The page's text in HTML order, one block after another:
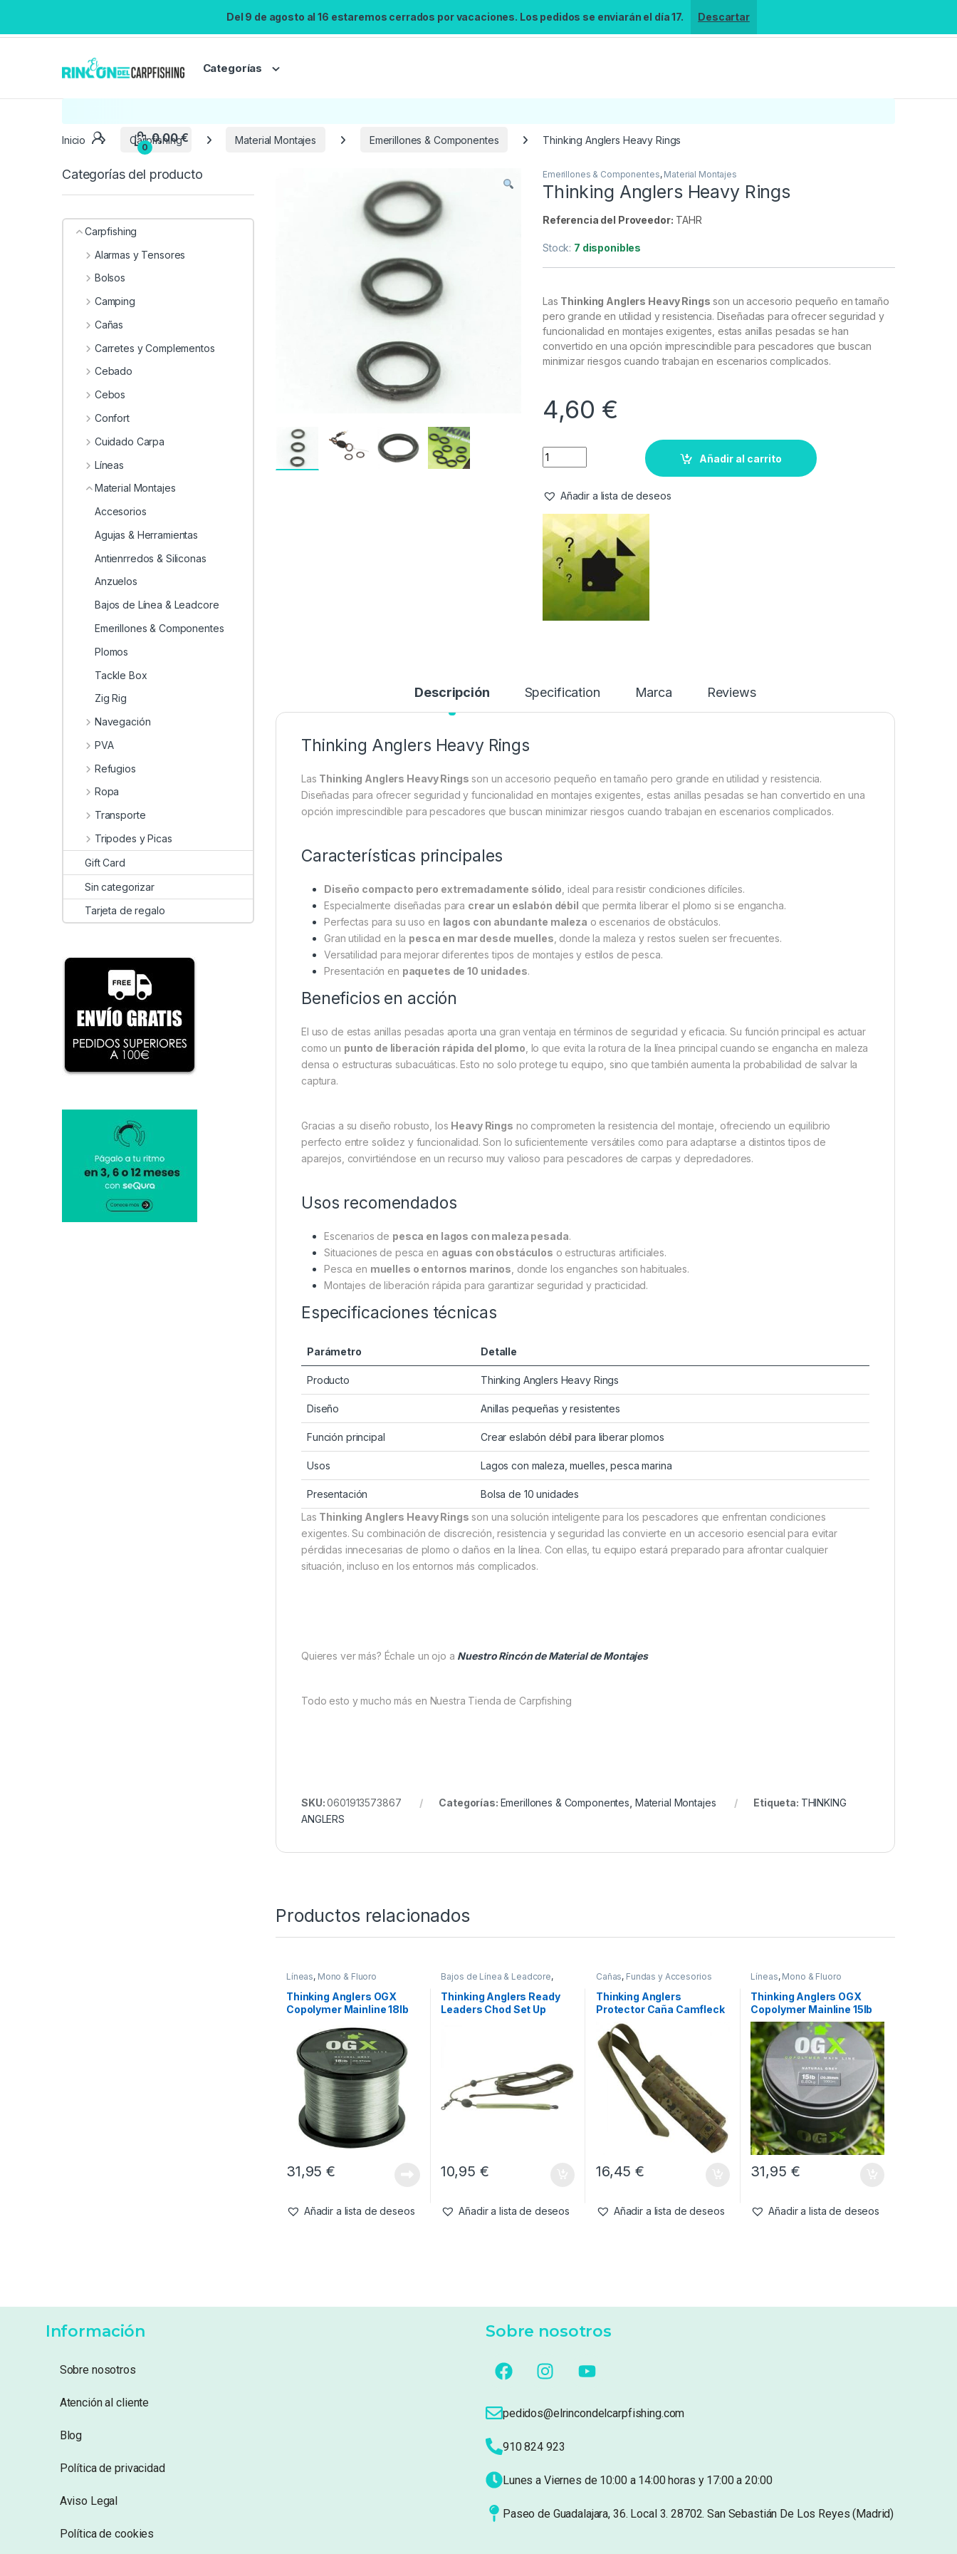
Del 9 de agosto al 16 estaremos cerrados por vacaciones. Los pedidos se enviarán el día 17. Descartar
Categorías
Búsqueda no disponible
No se pudo cargar el widget de búsqueda.
Inténtalo de nuevo.
Inicio Carpfishing Material Montajes Emerillones & Componentes Thinking Anglers Heavy Rings
Emerillones & Componentes, Material Montajes
Thinking Anglers Heavy Rings
Referencia del Proveedor: TAHR
Stock: 7 disponibles
Las Thinking Anglers Heavy Rings son un accesorio pequeño en tamaño
pero grande en utilidad y resistencia. Diseñadas para ofrecer seguridad y
funcionalidad en montajes exigentes, estas anillas pesadas se han
convertido en una opción imprescindible para pescadores que buscan
minimizar riesgos cuando trabajan en escenarios complicados.
4,60 €
Añadir al carrito
Añadir a lista de deseos
Descripción Specification Marca Reviews
Thinking Anglers Heavy Rings
Las Thinking Anglers Heavy Rings son un accesorio pequeño en tamaño pero grande en utilidad y resistencia.
Diseñadas para ofrecer seguridad y funcionalidad en montajes exigentes, estas anillas pesadas se han convertido en una
opción imprescindible para pescadores que buscan minimizar riesgos cuando trabajan en escenarios complicados.
Características principales
Diseño compacto pero extremadamente sólido , ideal para resistir condiciones difíciles.
Especialmente diseñadas para crear un eslabón débil que permita liberar el plomo si se engancha.
Perfectas para su uso en lagos con abundante maleza o escenarios de obstáculos.
Gran utilidad en la pesca en mar desde muelles , donde la maleza y restos suelen ser frecuentes.
Versatilidad para mejorar diferentes tipos de montajes y estilos de pesca.
Presentación en paquetes de 10 unidades.
Beneficios en acción
El uso de estas anillas pesadas aporta una gran ventaja en términos de seguridad y eficacia. Su función principal es actuar
como un punto de liberación rápida del plomo , lo que evita la rotura de la línea principal cuando se engancha en maleza
densa o estructuras subacuáticas. Esto no solo protege tu equipo, sino que también aumenta la probabilidad de salvar la
captura.
Gracias a su diseño robusto, los Heavy Rings no comprometen la resistencia del montaje, ofreciendo un equilibrio
perfecto entre solidez y funcionalidad. Son lo suficientemente versátiles como para adaptarse a distintos tipos de
aparejos, convirtiéndose en un recurso muy valioso para pescadores de carpas y depredadores.
Usos recomendados
Escenarios de pesca en lagos con maleza pesada.
Situaciones de pesca en aguas con obstáculos o estructuras artificiales.
Pesca en muelles o entornos marinos , donde los enganches son habituales.
Montajes de liberación rápida para garantizar seguridad y practicidad.
Especificaciones técnicas
Parámetro Detalle
Producto Thinking Anglers Heavy Rings
Diseño Anillas pequeñas y resistentes
Función principal Crear eslabón débil para liberar plomos
Usos Lagos con maleza, muelles, pesca marina
Presentación
Bolsa de 10 unidades
Las Thinking Anglers Heavy Rings son una solución inteligente para los pescadores que enfrentan condiciones
exigentes. Su combinación de discreción, resistencia y seguridad las convierte en un accesorio esencial para evitar
pérdidas innecesarias de plomo o daños en la línea. Con ellas, tu equipo estará preparado para afrontar cualquier
situación, incluso en los entornos más complicados.
Quieres ver más? Échale un ojo a Nuestro Rincón de Material de Montajes
Todo esto y mucho más en Nuestra Tienda de Carpfishing
SKU:0601913573867 Categorías: Emerillones & Componentes Material Montajes Etiqueta: THINKING
ANGLERS
Productos relacionados
Líneas, Mono & Fluoro
Thinking Anglers OGX
Copolymer Mainline 18lb
31,95€
Añadir a lista de deseos
Bajos de Línea & Leadcore,
Material Montajes
Thinking Anglers Ready
Leaders Chod Set Up
10,95 €
Añadir a lista de deseos
Cañas, Fundas y Accesorios
Thinking Anglers
Protector Caña Camfleck
Elastic Tip Top
16,45€
Añadir a lista de deseos
Líneas, Mono & Fluoro
Thinking Anglers OGX
Copolymer Mainline 15lb
0.35mm 6.80kg 1000m
31,95 €
Añadir a lista de deseos
Categorías del producto
Carpfishing
Alarmas y Tensores
Bolsos
Camping
Cañas
Carretes y Complementos
Cebado
Cebos
Confort
Cuidado Carpa
Líneas
Material Montajes
Accesorios
Agujas & Herramientas
Antienrredos & Siliconas
Anzuelos
Bajos de Línea & Leadcore
Emerillones & Componentes
Plomos
Tackle Box
Zig Rig
Navegación
PVA
Refugios
Ropa
Transporte
Tripodes y Picas
Gift Card
Sin categorizar
Tarjeta de regalo
Información
Sobre nosotros
Atención al cliente
Blog
Política de privacidad
Aviso Legal
Política de cookies
Sobre nosotros
pedidos@elrincondelcarpfishing.com
910 824 923
Lunes a Viernes de 10:00 a 14:00 horas y 17:00 a 20:00
Paseo de Guadalajara, 36. Local 3. 28702. San Sebastián De Los Reyes (Madrid)